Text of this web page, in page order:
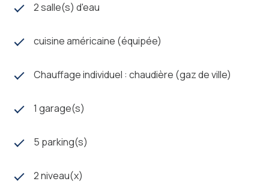
La ville offre une variété de commerces de proximité,
essentiels et bénéficie d'une vie locale conviviale et
d'infrastructures adaptées au quotidien de ses
Auterive allie ainsi charme de la petite ville et qualité de
Les meilleures opportunités n’attendent pas ! Alors
DMC Immobilier, et découvrez Tous nos biens avant
leur parution en ligne. A bientôt au 11 voie Trait D’Union
2 salle(s) d'eau
cuisine américaine (équipée)
Chauffage individuel : chaudière (gaz de ville)
1 garage(s)
5 parking(s)
2 niveau(x)